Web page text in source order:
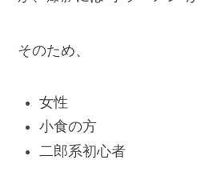
そのため、
女性
小食の方
二郎系初心者